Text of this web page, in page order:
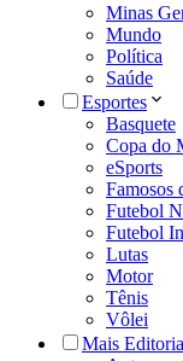
Minas
Mundo
Política
Saúde
Esportes
Basquete
Copa do
eSports
Famosos
Futebol
Futebol
Lutas
Motor
Tênis
Vôlei
Mais